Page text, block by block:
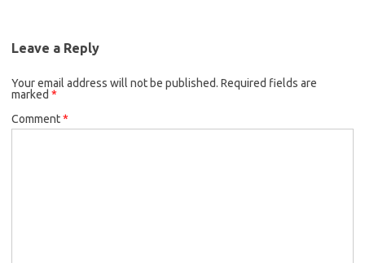
Leave a Reply
Your email address will not be published. Required fields are
marked *
Comment*